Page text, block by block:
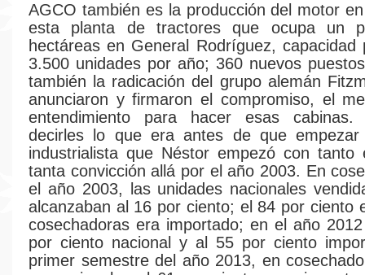
AGCO también es la producción del motor
esta planta de tractores que ocupa un
hectáreas en General Rodríguez, capacidad
3.500 unidades por año; 360 nuevos
también la radicación del grupo alemán
anunciaron y firmaron el compromiso, el
entendimiento para hacer esas cabinas.
decirles lo que era antes de que
industrialista que Néstor empezó con tanto
tanta convicción allá por el año 2003. En
el año 2003, las unidades nacionales
alcanzaban al 16 por ciento; el 84 por ciento
cosechadoras era importado; en el año
por ciento nacional y al 55 por ciento
primer semestre del año 2013, en